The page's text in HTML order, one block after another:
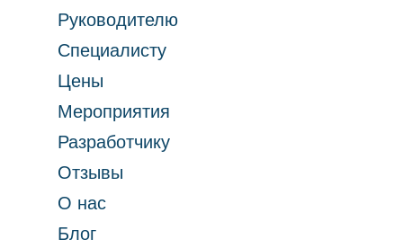
О нас
Руководителю
Специалисту
Разработчику
Цены
Отзывы
Блог
Мероприятия